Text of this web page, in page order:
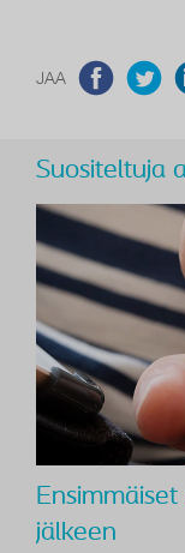
JAA
Suositeltuja
jälkeen